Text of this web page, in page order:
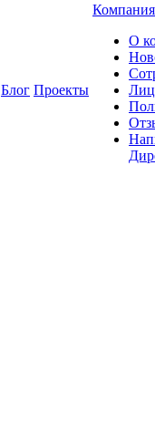
Блог Проекты
Компания
О